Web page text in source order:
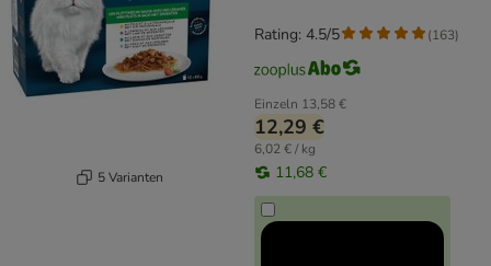
5 Varianten
Einzeln 13,58 €
12,29 €
6,02 € / kg
11,68 €
Rating: 4.5/5 (163)